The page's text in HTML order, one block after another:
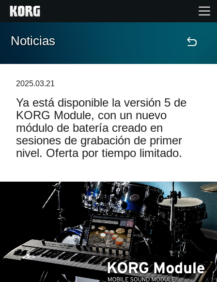
Inicio
Características
Eventos
Soporte
Localizador de Tiendas
Ubicación
Redes Sociales
Noticias
2025.03.21
Ya está disponible la versión 5 de
KORG Module, con un nuevo
módulo de batería creado en
sesiones de grabación de primer
nivel. Oferta por tiempo limitado.